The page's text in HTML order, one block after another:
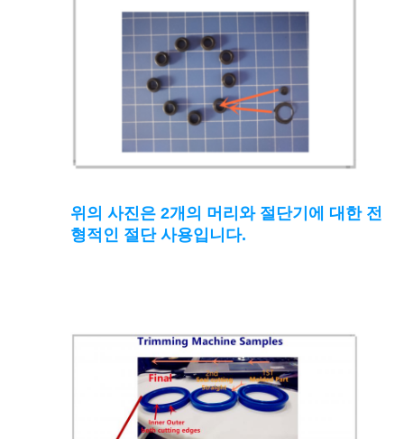
위의 사진은 2개의 머리와 절단기에 대한 전
형적인 절단 사용입니다.